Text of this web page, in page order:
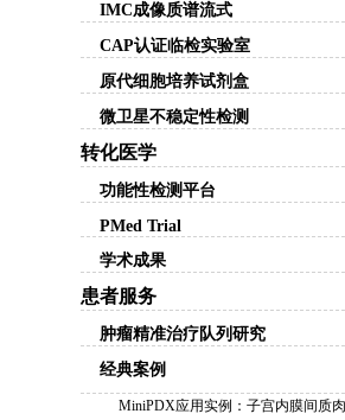
IMC成像质谱流式
CAP认证临检实验室
原代细胞培养试剂盒
微卫星不稳定性检测
转化医学
功能性检测平台
PMed Trial
学术成果
患者服务
肿瘤精准治疗队列研究
经典案例
MiniPDX应用实例：子宫内膜间质